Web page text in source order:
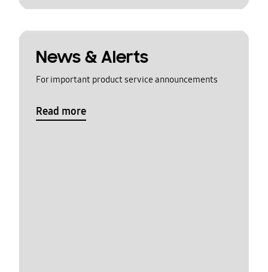
News & Alerts
For important product service announcements
Read more